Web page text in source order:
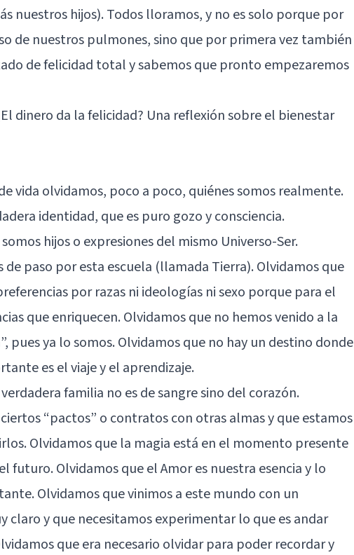
nuestros hijos). Todos lloramos, y no es solo porque por
de nuestros pulmones, sino que por primera vez también
de felicidad total y sabemos que pronto empezaremos
dinero da la felicidad? Una reflexión sobre el bienestar
vida olvidamos, poco a poco, quiénes somos realmente.
identidad, que es puro gozo y consciencia.
hijos o expresiones del mismo Universo-Ser.
de paso por esta escuela (llamada Tierra). Olvidamos que
por razas ni ideologías ni sexo porque para el
que enriquecen. Olvidamos que no hemos venido a la
pues ya lo somos. Olvidamos que no hay un destino donde
es el viaje y el aprendizaje.
familia no es de sangre sino del corazón.
“pactos” o contratos con otras almas y que estamos
Olvidamos que la magia está en el momento presente
futuro. Olvidamos que el Amor es nuestra esencia y lo
Olvidamos que vinimos a este mundo con un
claro y que necesitamos experimentar lo que es andar
que era necesario olvidar para poder recordar y